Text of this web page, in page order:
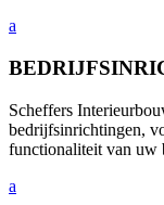
a
Scheffers
bedrijfsinrichtingen,
functionaliteit van uw
a